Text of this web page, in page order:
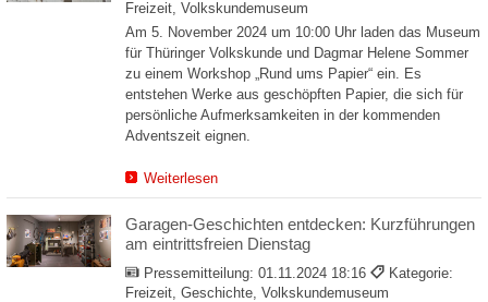
Freizeit, Volkskundemuseum
Am 5. November 2024 um 10:00 Uhr laden das Museum
für Thüringer Volkskunde und Dagmar Helene Sommer
zu einem Workshop „Rund ums Papier“ ein. Es
entstehen Werke aus geschöpften Papier, die sich für
persönliche Aufmerksamkeiten in der kommenden
Adventszeit eignen.
Weiterlesen
Garagen-Geschichten entdecken: Kurzführungen
am eintrittsfreien Dienstag
Pressemitteilung: 01.11.2024 18:16
Kategorie:
Freizeit, Geschichte, Volkskundemuseum